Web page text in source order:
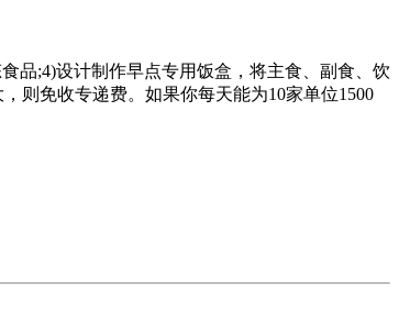
品;4)设计制作早点专用饭盒，将主食、副食、饮
则免收专递费。如果你每天能为10家单位1500